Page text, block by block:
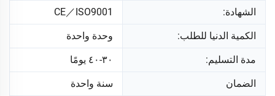
الشهادة: CE／ISO9001
الكمية الدنيا للطلب: وحدة واحدة
مدة التسليم: ٣٠-٤٠ يومًا
الضمان سنة واحدة